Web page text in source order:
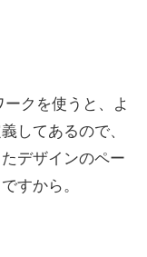
クを使うと、よ
してあるので、
デザインのペー
すから。